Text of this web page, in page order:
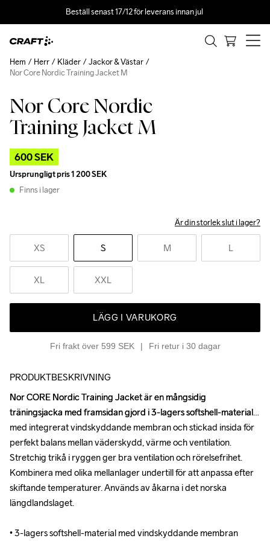
Beställ senast 17/12 för leverans innan jul
Nor Core Nordic
Training Jacket M
600 SEK
Ursprungligt pris1 200 SEK
Finns i lager
Är din storlek slut i lager?
XS S M L
XL XXL
LÄGG I VARUKORG
Fri frakt över 599 SEK Fri retur i 30 dagar
Hem Herr Kläder
Jackor & Västar
Nor Core Nordic Training Jacket M
Outlet
PRODUKTBESKRIVNING
Nor CORE Nordic Training Jacket är en mångsidig
träningsjacka med framsidan gjord i 3-lagers softshell-material
med integrerat vindskyddande membran och stickad insida för
perfekt balans mellan väderskydd, värme och ventilation.
Stretchig trikå i ryggen ger bra ventilation och rörelsefrihet.
Kombinera med olika mellanlager undertill för att anpassa efter
skiftande temperaturer. Används av åkarna i det norska
längdlandslaget.
• 3-lagers softshell-material med vindskyddande membran
Nor CORE Nordic Training Jacket är en mångsidig
träningsjacka med framsidan gjord i 3-lagers softshell-material
med integrerat vindskyddande membran och stickad insida för
perfekt balans mellan väderskydd, värme och ventilation.
Stretchig trikå i ryggen ger bra ventilation och rörelsefrihet.
Kombinera med olika mellanlager undertill för att anpassa efter
skiftande temperaturer. Används av åkarna i det norska
längdlandslaget.
• 3-lagers softshell-material med vindskyddande membran